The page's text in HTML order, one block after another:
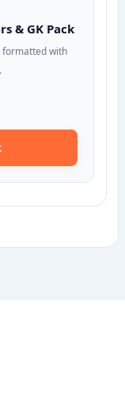
& GK Pack
formatted with